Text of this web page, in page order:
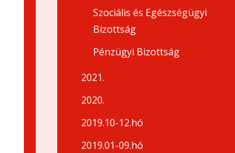
Szociális és Egészségügyi
Bizottság
Pénzügyi Bizottság
2021.
2020.
2019.10-12.hó
2019.01-09.hó